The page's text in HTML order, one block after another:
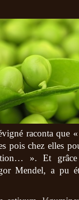
raconta que
pois chez elles
». Et
Mendel, a pu